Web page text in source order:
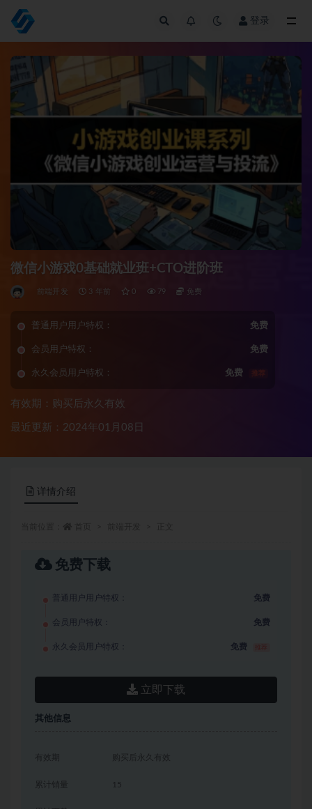
登录
微信小游戏0基础就业班+CTO进阶班
前端开发 3 年前 0 79 免费
普通用户用户特权： 免费
会员用户特权： 免费
永久会员用户特权： 免费 推荐
有效期：购买后永久有效
最近更新：2024年01月08日
详情介绍
免费下载
普通用户用户特权： 免费
会员用户特权： 免费
永久会员用户特权： 免费
立即下载
其他信息
有效期 购买后永久有效
累计销量 15